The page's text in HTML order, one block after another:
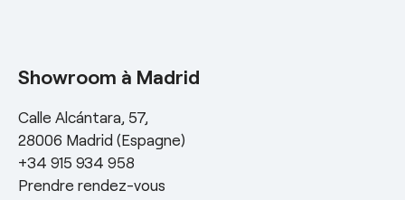
Showroom à Madrid
Calle Alcántara, 57,
28006 Madrid (Espagne)
+34 915 934 958
Prendre rendez-vous